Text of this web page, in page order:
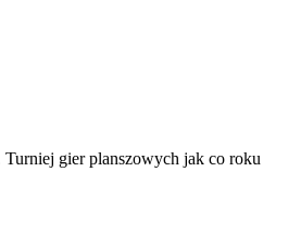
gier planszowych jak co roku